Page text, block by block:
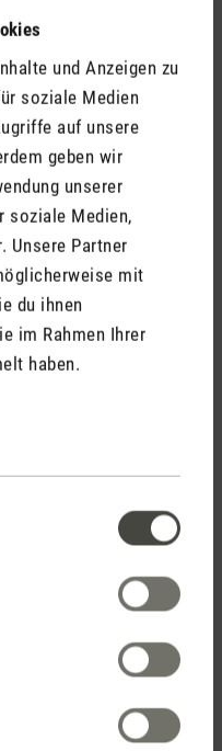
und Anzeigen zu
soziale Medien
auf unsere
geben wir
unserer
soziale Medien,
Unsere Partner
mit
du ihnen
im Rahmen Ihrer
haben.
Haartrockner und
Wärme in der
der heissen Tage
werden, um
des